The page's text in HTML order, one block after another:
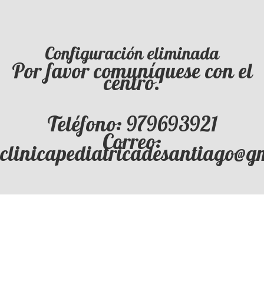
Configuración eliminada
Por favor comuníquese con el
centro.
Teléfono: 979693921
Correo: